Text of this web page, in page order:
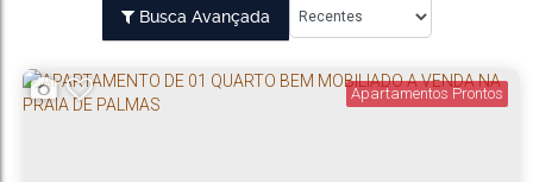
Busca Avançada
Apartamentos Prontos